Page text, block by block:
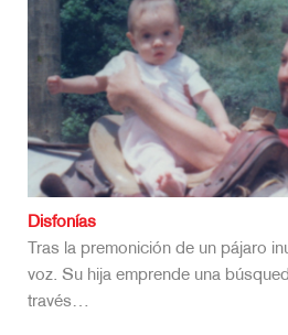
Disfonías
Tras la premonición de un pájaro
voz. Su hija emprende una
través…